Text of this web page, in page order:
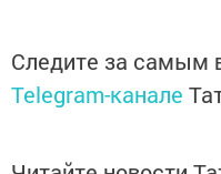
Следите за самым
Telegram-канале